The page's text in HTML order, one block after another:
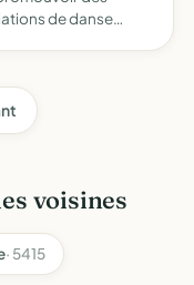
de danse
voisines
· 5415